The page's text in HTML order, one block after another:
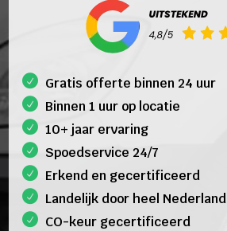
Gratis offerte binnen 24 uur
Binnen 1 uur op locatie
10+ jaar ervaring
Spoedservice 24/7
Erkend en gecertificeerd
Landelijk door heel Nederland
CO-keur gecertificeerd